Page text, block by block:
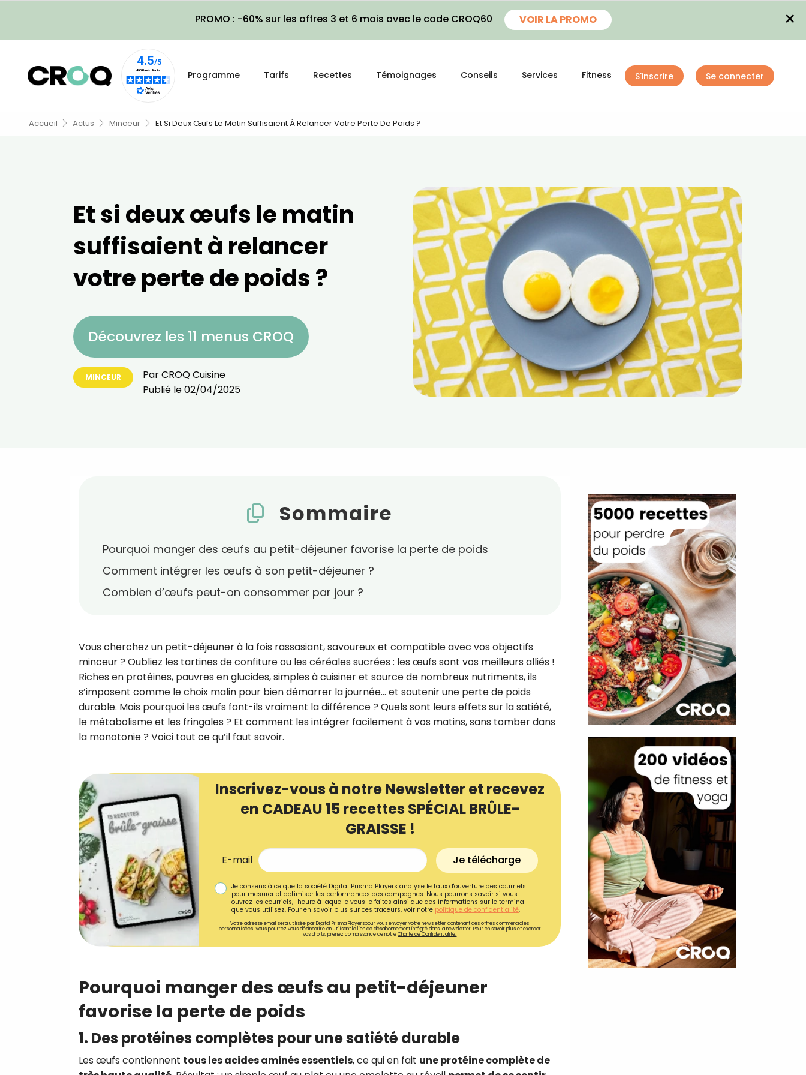
PROMO : -60% sur les offres 3 et 6 mois avec le code CROQ60 VOIR LA PROMO ×
Programme Tarifs Recettes Témoignages Conseils Services Fitness S'inscrire Se connecter
Accueil Actus Minceur Et Si Deux Œufs Le Matin Suffisaient À Relancer Votre Perte De Poids ?
Et si deux œufs le matin
suffisaient à relancer
votre perte de poids ?
Découvrez les 11 menus CROQ
MINCEUR ParCROQ Cuisine
Publié le02/04/2025
Sommaire
Pourquoi manger des œufs au petit-déjeuner favorise la perte de poids
Comment intégrer les œufs à son petit-déjeuner ?
Combien d’œufs peut-on consommer par jour ?
Vous cherchez un petit-déjeuner à la fois rassasiant, savoureux et compatible avec vos objectifs
minceur ? Oubliez les tartines de confiture ou les céréales sucrées : les œufs sont vos meilleurs alliés !
Riches en protéines, pauvres en glucides, simples à cuisiner et source de nombreux nutriments, ils
s’imposent comme le choix malin pour bien démarrer la journée… et soutenir une perte de poids
durable. Mais pourquoi les œufs font-ils vraiment la différence ? Quels sont leurs effets sur la satiété,
le métabolisme et les fringales ? Et comment les intégrer facilement à vos matins, sans tomber dans
la monotonie ? Voici tout ce qu’il faut savoir.
Inscrivez-vous à notre Newsletter et recevez
en CADEAU 15 recettes SPÉCIAL BRÛLE-
GRAISSE !
E-mail Je télécharge
Je consens à ce que la société Digital Prisma Players analyse le taux d'ouverture des courriels
pour mesurer et optimiser les performances des campagnes. Nous pourrons savoir si vous
ouvrez les courriels, l'heure à laquelle vous le faites ainsi que des informations sur le terminal
que vous utilisez. Pour en savoir plus sur ces traceurs, voir notre politique de confidentialité.
Votre adresse email sera utilisée par Digital Prisma Playerspour vous envoyer votre newsletter contenant des offres commerciales
personnalisées. Vous pourrez vous désinscrire en utilisant le lien de désabonnement intégré dans la newsletter. Pour en savoir plus et exercer
vos droits, prenez connaissance de notreCharte de Confidentialité.
Pourquoi manger des œufs au petit-déjeuner
favorise la perte de poids
1. Des protéines complètes pour une satiété durable
Les œufs contiennent tous les acides aminés essentiels, ce qui en fait une protéine complète de
recettes inédites de CROQ
!
Ainsi que la newsletter promotionnelle de